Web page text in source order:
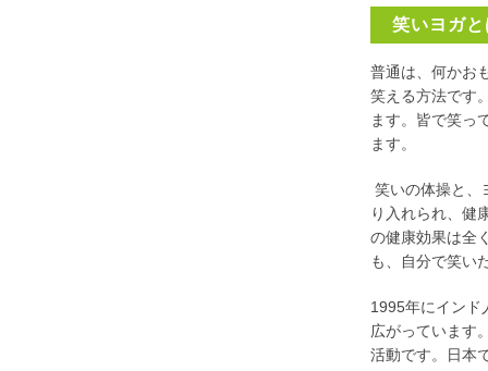
笑いヨガと
普通は、何かお
笑える方法です
ます。皆で笑っ
ます。
笑いの体操と、
り入れられ、健
の健康効果は全
も、自分で笑い
1995年にインド
広がっています
活動です。日本